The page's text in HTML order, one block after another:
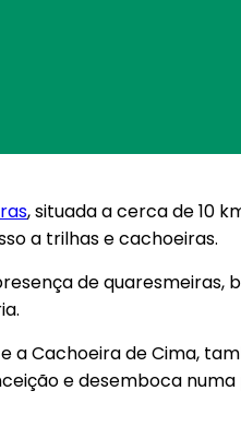
, situada a cerca de 10
a trilhas e cachoeiras.
de quaresmeiras,
a Cachoeira de Cima,
e desemboca numa